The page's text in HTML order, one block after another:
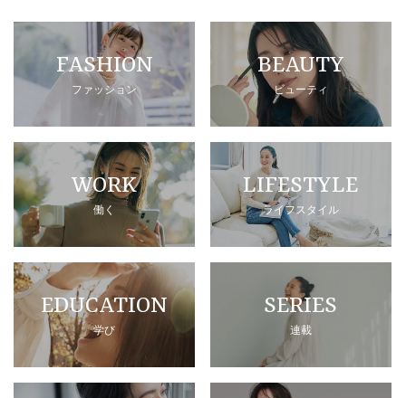
FASHION
ファッション
BEAUTY
ビューティ
WORK
働く
LIFESTYLE
ライフスタイル
EDUCATION
学び
SERIES
連載